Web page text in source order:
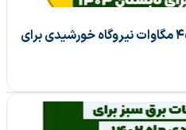
آغاز عملیات اجرایی احداث ۴۵۰۰ مگاوات نیروگاه خورشیدی برای